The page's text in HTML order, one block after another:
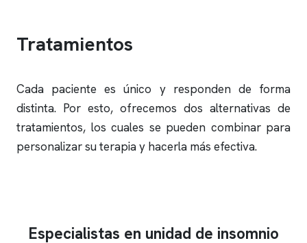
Tratamientos
Cada paciente es único y responden de forma
distinta. Por esto, ofrecemos dos alternativas de
tratamientos, los cuales se pueden combinar para
personalizar su terapia y hacerla más efectiva.
Especialistas en unidad de insomnio